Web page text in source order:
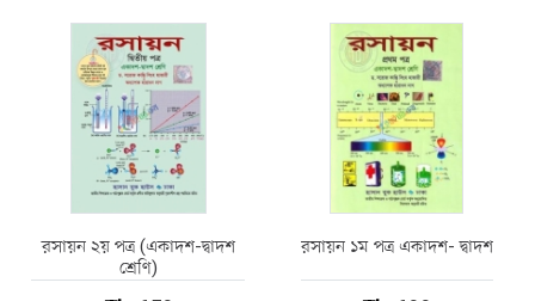
রসায়ন ২য় পত্র (একাদশ-দ্বাদশ
শ্রেণি)
রসায়ন ১ম পত্র একাদশ- দ্বাদশ